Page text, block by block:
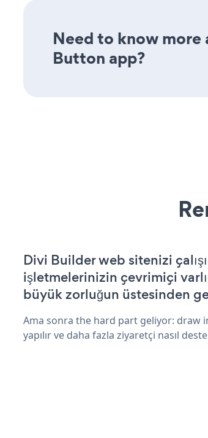
Need to know
Button app?
Divi Builder web sitenizi
işletmelerinizin çevrimiçi
büyük zorluğun üstesinden
Ama sonra the hard part geliyor: draw
yapılır ve daha fazla ziyaretçi nasıl